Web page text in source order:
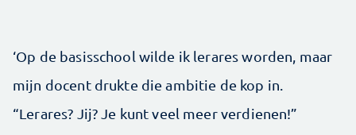
‘Op de basisschool wilde ik lerares worden, maar
mijn docent drukte die ambitie de kop in.
“Lerares? Jij? Je kunt veel meer verdienen!”